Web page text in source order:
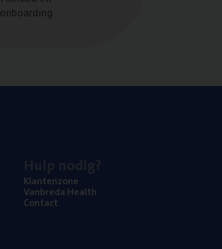
onboarding
Klan­ten­zo­ne
Van­b­re­da Health
Con­tact